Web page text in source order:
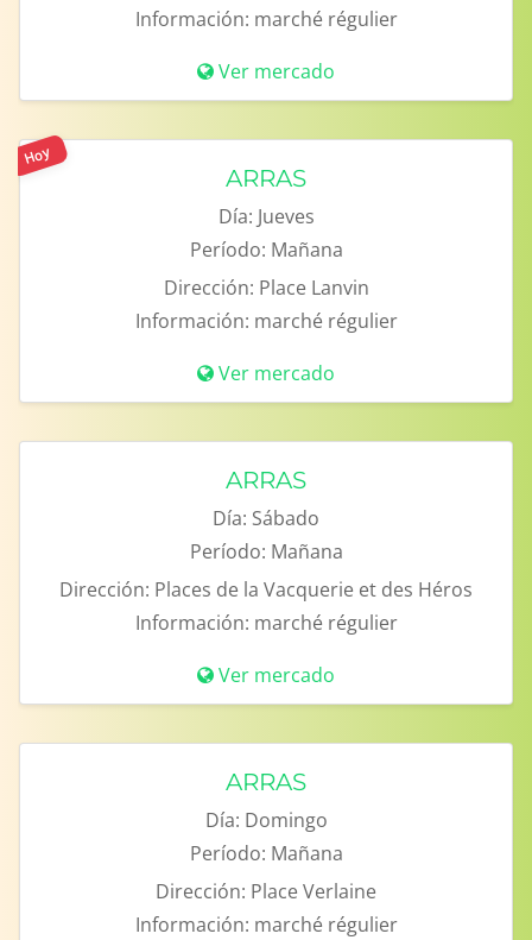
Información: marché régulier
Ver mercado
Hoy
ARRAS
Día: Jueves
Período: Mañana
Dirección: Place Lanvin
Información: marché régulier
Ver mercado
ARRAS
Día: Sábado
Período: Mañana
Dirección: Places de la Vacquerie et des Héros
Información: marché régulier
Ver mercado
ARRAS
Día: Domingo
Período: Mañana
Dirección: Place Verlaine
Información: marché régulier